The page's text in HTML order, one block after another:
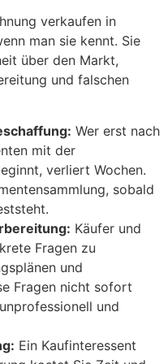
verkaufen in
man sie kennt. Sie
über den Markt,
und falschen
Wer erst nach
mit der
verliert Wochen.
sobald
Käufer und
Fragen zu
und
Fragen nicht sofort
und
Ein Kaufinteressent